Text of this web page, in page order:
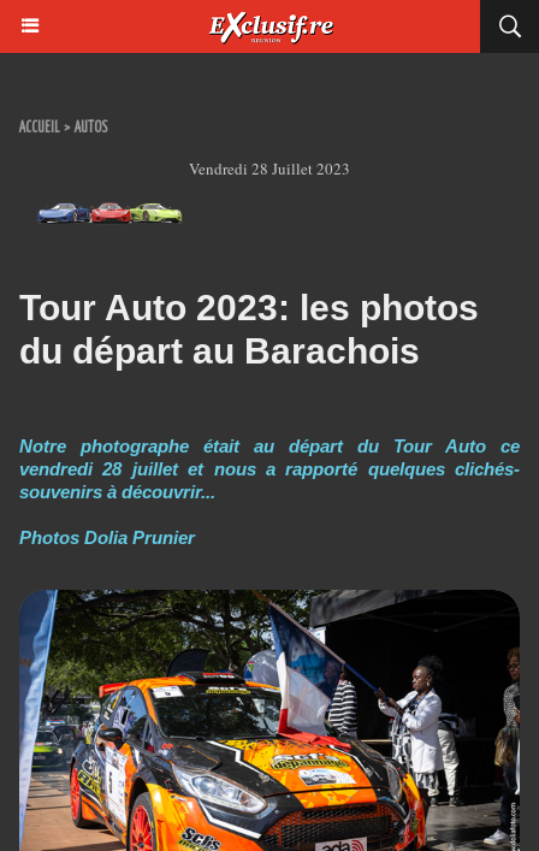
ACCUEIL > AUTOS
Vendredi 28 Juillet 2023
Tour Auto 2023: les photos
du départ au Barachois
Notre photographe était au départ du Tour Auto ce
vendredi 28 juillet et nous a rapporté quelques clichés-
souvenirs à découvrir...
Photos Dolia Prunier